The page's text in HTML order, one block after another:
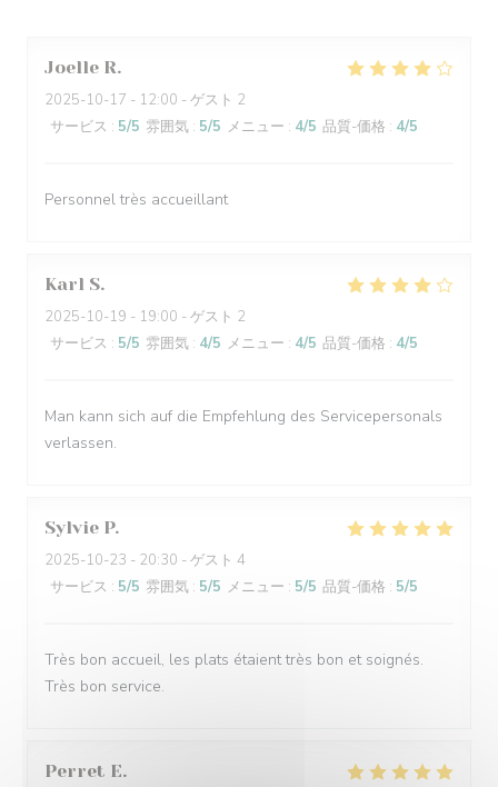
Joelle R
2025-10-17 - 12:00 - ゲスト 2
サービス : 5/5 雰囲気 : 5/5 メニュー : 4/5 品質-価格 : 4/5
Personnel très accueillant
Karl S
2025-10-19 - 19:00 - ゲスト 2
サービス : 5/5 雰囲気 : 4/5 メニュー : 4/5 品質-価格 : 4/5
Man kann sich auf die Empfehlung des Servicepersonals
verlassen.
Sylvie P
2025-10-23 - 20:30 - ゲスト 4
サービス : 5/5 雰囲気 : 5/5 メニュー : 5/5 品質-価格 : 5/5
Très bon accueil, les plats étaient très bon et soignés.
Très bon service.
Perret E